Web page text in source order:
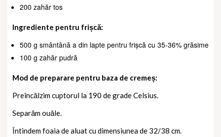
200 zahăr tos
Ingrediente pentru frișcă:
500 g smântână a din lapte pentru frișcă cu 35-36% grăsime
100 g zahăr pudră
Mod de preparare pentru baza de cremeș:
Preîncălzim cuptorul la 190 de grade Celsius.
Separăm ouăle.
Întindem foaia de aluat cu dimensiunea de 32/38 cm.